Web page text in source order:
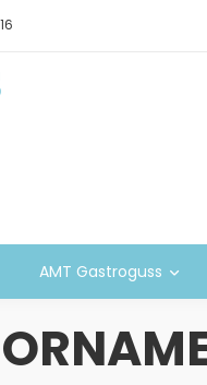
AMT Gastroguss